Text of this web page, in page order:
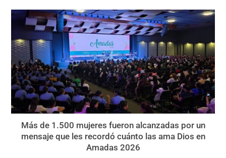
Más de 1.500 mujeres fueron alcanzadas por un
mensaje que les recordó cuánto las ama Dios en
Amadas 2026